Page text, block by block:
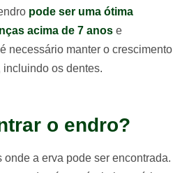
pode ser uma ótima
acima de 7 anos e
necessário manter o crescimento
os dentes.
o endro?
onde a erva pode ser encontrada.